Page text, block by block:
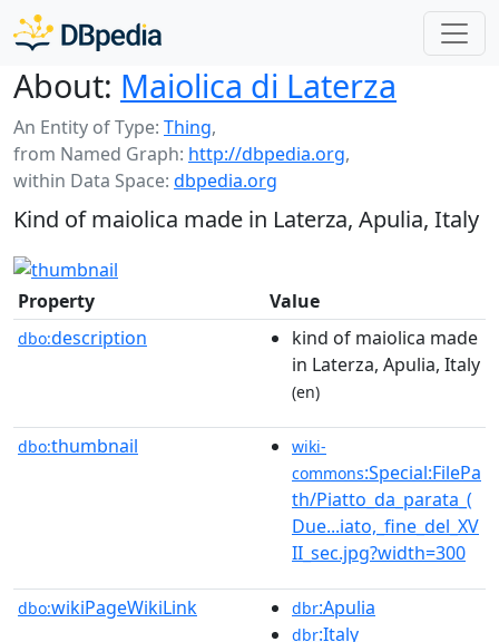
About: Maiolica di Laterza
An Entity of Type: Thing,
from Named Graph: http://dbpedia.org,
within Data Space: dbpedia.org
Kind of maiolica made in Laterza, Apulia, Italy
Property Value
dbo:description
kind of maiolica made
in Laterza, Apulia, Italy
(en)
dbo:thumbnail
wiki-
commons:Special:FilePa
th/Piatto_da_parata_(
Due...iato,_fine_del_XV
II_sec.jpg?width=300
dbo:wikiPageWikiLink dbr:Apulia
dbr:Italy